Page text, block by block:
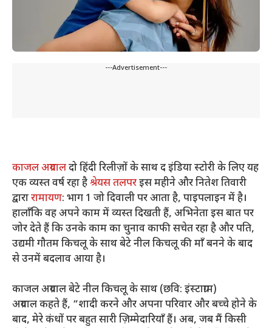
---Advertisement---
काजल अग्रवालदो हिंदी रिलीज़ों के साथ द इंडिया स्टोरी के लिए यह
एक व्यस्त वर्ष रहा हैश्रेयस तलपरइस महीने और नितेश तिवारी
द्वारारामायण: भाग 1 जो दिवाली पर आता है, पाइपलाइन में है।
हालाँकि वह अपने काम में व्यस्त दिखती हैं, अभिनेता इस बात पर
जोर देते हैं कि उनके काम का चुनाव काफी सचेत रहा है और पति,
उद्यमी गौतम किचलू के साथ बेटे नील किचलू की माँ बनने के बाद
से उनमें बदलाव आया है।
काजल अग्रवाल बेटे नील किचलू के साथ (छवि: इंस्टाग्राम)
अग्रवाल कहते हैं, “शादी करने और अपना परिवार और बच्चे होने के
बाद, मेरे कंधों पर बहुत सारी ज़िम्मेदारियाँ हैं। अब, जब मैं किसी